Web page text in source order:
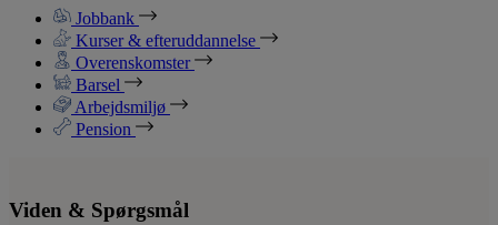
Jobbank
Kurser & efteruddannelse
Overenskomster
Barsel
Arbejdsmiljø
Pension
Viden & Spørgsmål